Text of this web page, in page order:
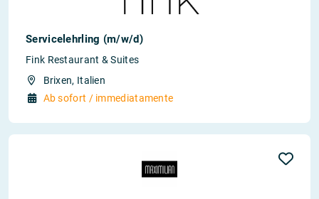
Servicelehrling (m/w/d)
Fink Restaurant & Suites
Brixen, Italien
Ab sofort / immediatamente